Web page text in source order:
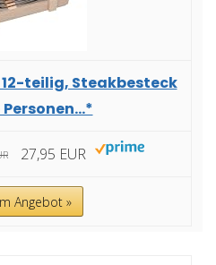
teilig, Steakbesteck
27,95 EUR
Angebot »